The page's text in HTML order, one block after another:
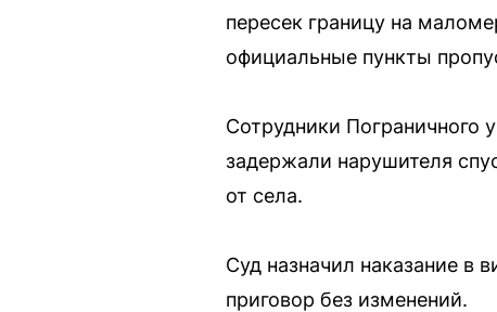
пересек границу на
официальные пункты
Сотрудники Пограничного
задержали нарушителя
от села.
Суд назначил наказание в
приговор без изменений.